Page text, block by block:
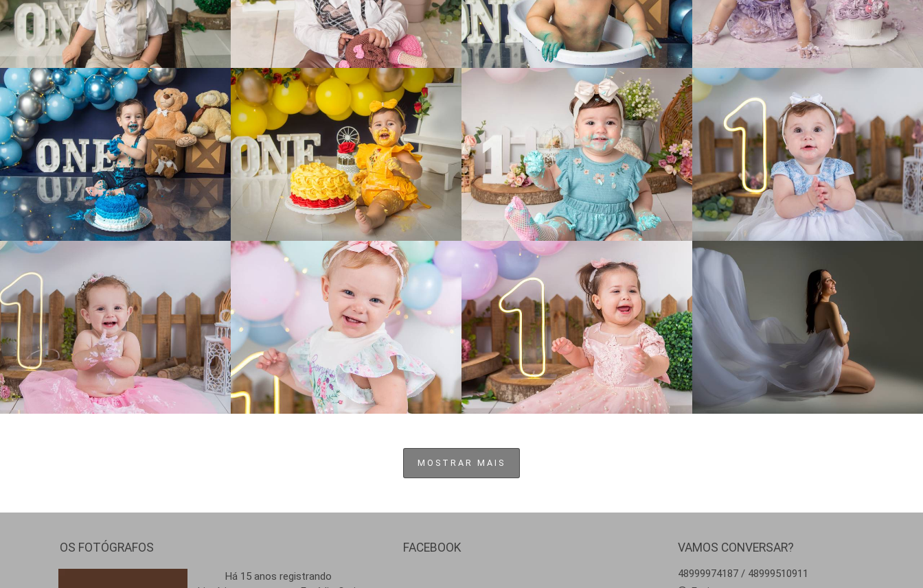
468 0 458 2 461 0 434 0
418 0 408 0 279 0 289
305 0 296 0 252 0 262 17
MOSTRAR MAIS
OS FOTÓGRAFOS
Há 15 anos registrando
FACEBOOK VAMOS CONVERSAR?
48999974187 / 48999510911